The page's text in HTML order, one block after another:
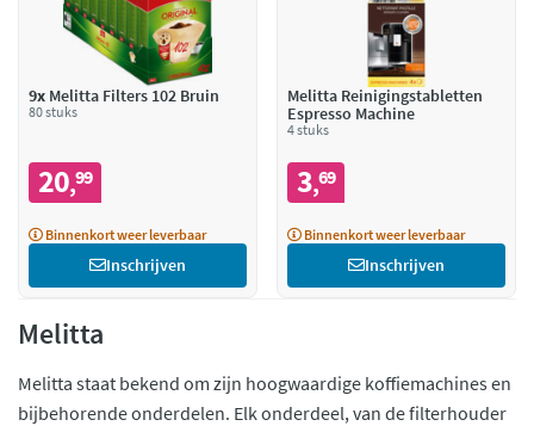
9x Melitta Filters 102 Bruin
80 stuks
20,99
Binnenkort weer leverbaar
Inschrijven
Melitta Reinigingstabletten
Espresso Machine
4 stuks
3,69
Binnenkort weer leverbaar
Inschrijven
Melitta
Melitta staat bekend om zijn hoogwaardige koffiemachines en
bijbehorende onderdelen. Elk onderdeel, van de filterhouder